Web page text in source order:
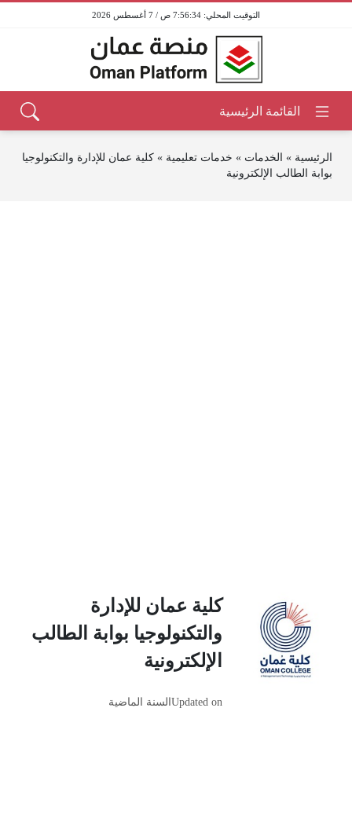
7:56:34 ص / 7 أغسطس 2026
الرئيسية » الخدمات » خدمات تعليمية » كلية عمان للإدارة والتكنولوجيا
بوابة الطالب الإلكترونية
كلية عمان للإدارة
والتكنولوجيا بوابة الطالب
الإلكترونية
Updated on السنة الماضية